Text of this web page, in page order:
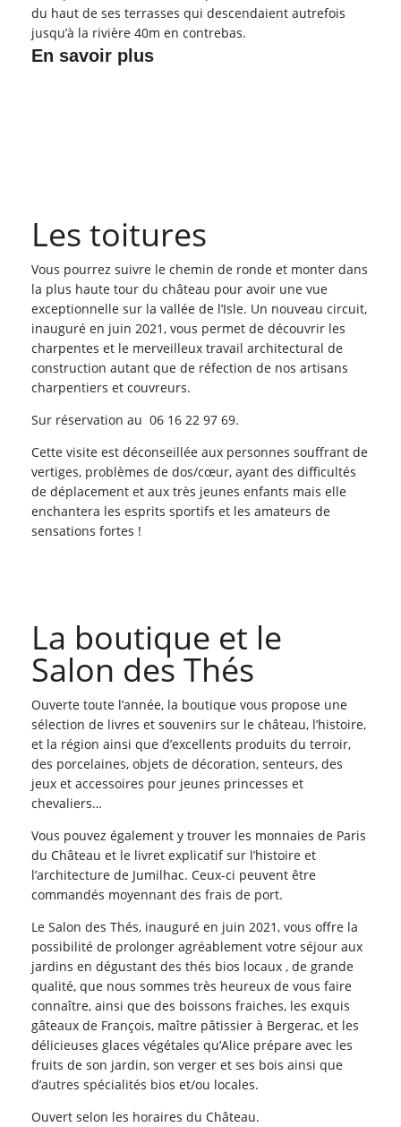
du haut de ses terrasses qui descendaient autrefois
jusqu’à la rivière 40m en contrebas.
En savoir plus
Les toitures
Vous pourrez suivre le chemin de ronde et monter dans
la plus haute tour du château pour avoir une vue
exceptionnelle sur la vallée de l’Isle. Un nouveau circuit,
inauguré en juin 2021, vous permet de découvrir les
charpentes et le merveilleux travail architectural de
construction autant que de réfection de nos artisans
charpentiers et couvreurs.
Sur réservation au 06 16 22 97 69.
Cette visite est déconseillée aux personnes souffrant de
vertiges, problèmes de dos/cœur, ayant des difficultés
de déplacement et aux très jeunes enfants mais elle
enchantera les esprits sportifs et les amateurs de
sensations fortes !
La boutique et le
Salon des Thés
Ouverte toute l’année, la boutique vous propose une
sélection de livres et souvenirs sur le château, l’histoire,
et la région ainsi que d’excellents produits du terroir,
des porcelaines, objets de décoration, senteurs, des
jeux et accessoires pour jeunes princesses et
chevaliers…
Vous pouvez également y trouver les monnaies de Paris
du Château et le livret explicatif sur l’histoire et
l’architecture de Jumilhac. Ceux-ci peuvent être
commandés moyennant des frais de port.
Le Salon des Thés, inauguré en juin 2021, vous offre la
possibilité de prolonger agréablement votre séjour aux
jardins en dégustant des thés bios locaux , de grande
qualité, que nous sommes très heureux de vous faire
connaître, ainsi que des boissons fraiches, les exquis
gâteaux de François, maître pâtissier à Bergerac, et les
délicieuses glaces végétales qu’Alice prépare avec les
fruits de son jardin, son verger et ses bois ainsi que
d’autres spécialités bios et/ou locales.
Ouvert selon les horaires du Château.